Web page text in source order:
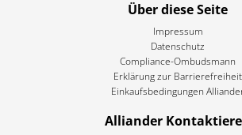
Über diese Seite
Impressum
Datenschutz
Compliance-Ombudsmann
Erklärung zur Barrierefreiheit​
Einkaufsbedingungen
Alliander